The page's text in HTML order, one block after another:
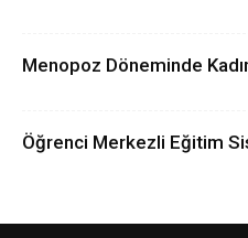
Menopoz Döneminde
Öğrenci Merkezli Eğitim